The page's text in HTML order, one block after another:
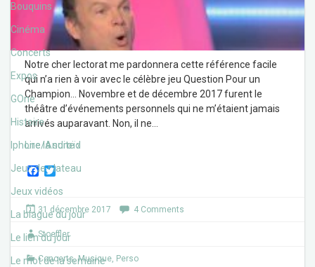
Bouquins
Cinéma
Concerts
Expos
GOne
Histoire
Iphone/Androïd
Jeux de plateau
Jeux vidéos
La blague du jour
Le lien du jour
Le mot de la semaine
Notre cher lectorat me pardonnera cette référence facile
qui n’a rien à voir avec le célèbre jeu Question Pour un
Champion… Novembre et de décembre 2017 furent le
théâtre d’événements personnels qui ne m’étaient jamais
arrivés auparavant. Non, il ne
Lire la suite ›
F
c
e
b
o
T
i
t
t
r
31 décembre 2017 4 Comments
Stoeffler
Concerts,Musique, Perso